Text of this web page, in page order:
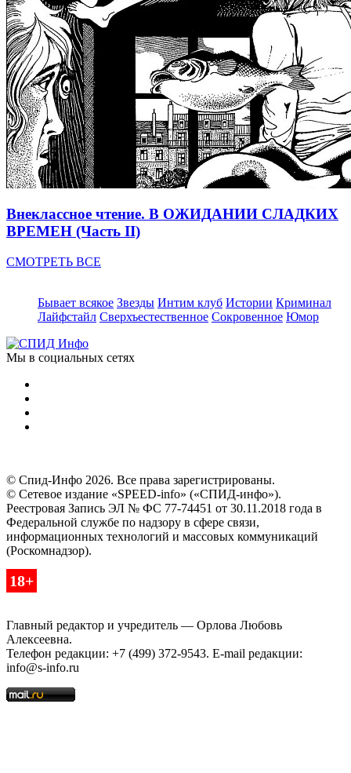
Внеклассное чтение. В ОЖИДАНИИ СЛАДКИХ
ВРЕМЕН (Часть II)
СМОТРЕТЬ ВСЕ
Бывает всякое Звезды Интим клуб Истории Криминал
Лайфстайл Сверхъестественное Сокровенное Юмор
Мы в социальных сетях
© Спид-Инфо 2026. Все права зарегистрированы.
© Сетевое издание «SPEED-info» («СПИД-инфо»).
Реестровая Запись ЭЛ № ФС 77-74451 от 30.11.2018 года в
Федеральной службе по надзору в сфере связи,
информационных технологий и массовых коммуникаций
(Роскомнадзор).
18+
Главный редактор и учредитель — Орлова Любовь
Алексеевна.
Телефон редакции: +7 (499) 372-9543. E-mail редакции:
info@s-info.ru